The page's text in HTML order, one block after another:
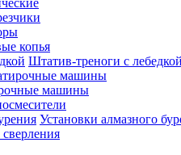
копья
Штатив-треноги с лебедкой
машины
машины
Установки алмазного